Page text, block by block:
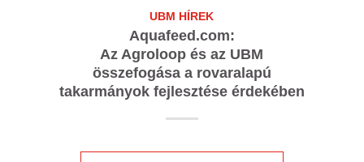
UBM HÍREK
Aquafeed.com:
Az Agroloop és az UBM
összefogása a rovaralapú
takarmányok fejlesztése érdekében